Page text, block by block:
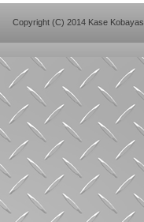
Copyright (C) 2014 Kase